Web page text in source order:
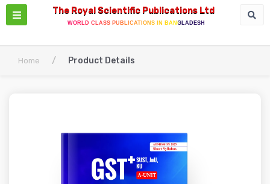
The Royal Scientific Publications Ltd
WORLD CLASS PUBLICATIONS IN BANGLADESH
Home / Product Details